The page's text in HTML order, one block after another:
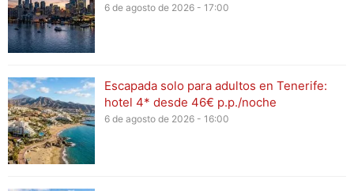
6 de agosto de 2026 - 17:00
Escapada solo para adultos en Tenerife:
hotel 4* desde 46€ p.p./noche
6 de agosto de 2026 - 16:00